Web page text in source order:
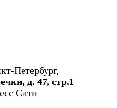
Петербург,
д. 47, стр.1
Сити